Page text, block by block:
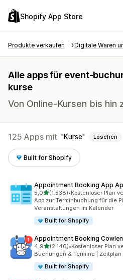
Shopify App Store
Produkte verkaufen Digitale Waren
Alle apps für event-
kurse
Von Online-Kursen bis hin
125 Apps mit Kurse Löschen
Built for Shopify
Appointment Booking App
5,0von 5 Sternen
(1.538)
1538 Rezensionen insgesamt
•Kostenloser Plan
App zur Terminbuchung für die
Veranstaltungen im Kalender
Built for Shopify
Appointment Booking
4,9von 5 Sternen
(2.146)
2146 Rezensionen insgesamt
•Kostenloser Plan
Buchungen & Termine |
Built for Shopify